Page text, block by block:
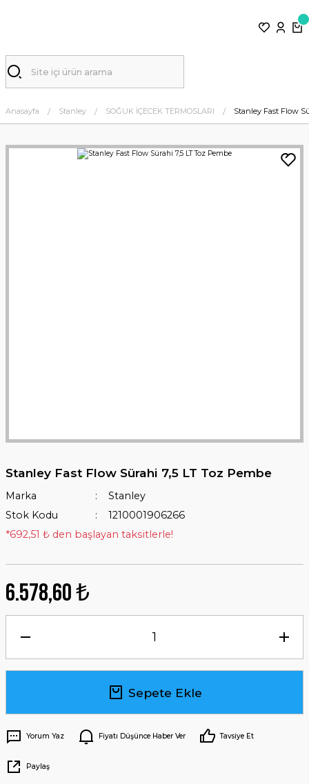
Anasayfa Stanley SOĞUK İÇECEK TERMOSLARI Stanley Fast Flow
Stanley Fast Flow Sürahi 7,5 LT Toz Pembe
Marka
Stanley
Stok Kodu
1210001906266
*692,51 ₺ den başlayan taksitlerle!
6.578,60 ₺
Sepete Ekle
Yorum Yaz Fiyatı Düşünce Haber Ver Tavsiye Et
Paylaş